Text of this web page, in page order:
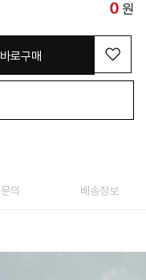
0 원
바로구매
문의 배송정보